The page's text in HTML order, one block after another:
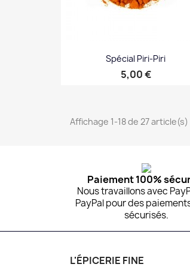
Spécial Piri-Piri
Prix
5,00 €
Affichage 1-18 de 27 article(s)
Paiement 100%
Nous travaillons avec
PayPal pour des
sécurisés.
L'ÉPICERIE FINE